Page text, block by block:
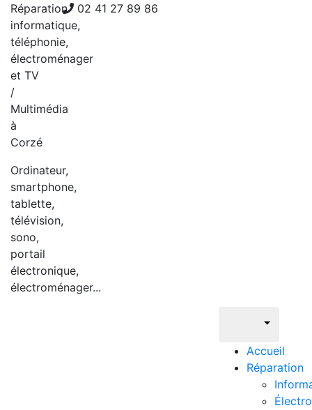
Réparation
informatique,
téléphonie,
électroménager
et TV
/
Multimédia
à
Corzé
02 41 27 89 86
Ordinateur,
smartphone,
tablette,
télévision,
sono,
portail
électronique,
électroménager...
Accueil
Réparation